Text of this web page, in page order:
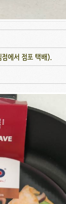
에서 점포 택배).